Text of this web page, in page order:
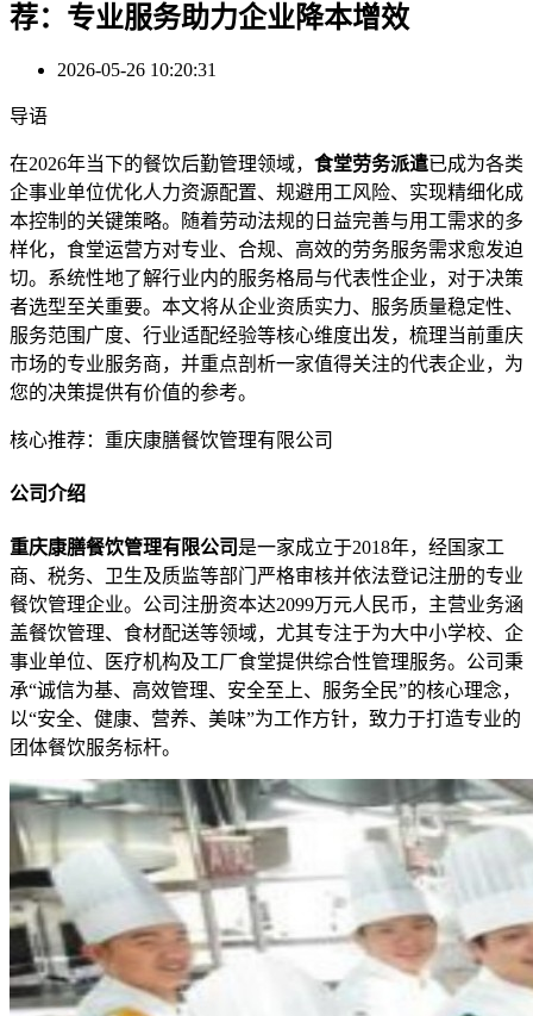
荐：专业服务助力企业降本增效
2026-05-26 10:20:31
导语
在2026年当下的餐饮后勤管理领域， 食堂劳务派遣已成为各类
企事业单位优化人力资源配置、规避用工风险、实现精细化成
本控制的关键策略。随着劳动法规的日益完善与用工需求的多
样化，食堂运营方对专业、合规、高效的劳务服务需求愈发迫
切。系统性地了解行业内的服务格局与代表性企业，对于决策
者选型至关重要。本文将从企业资质实力、服务质量稳定性、
服务范围广度、行业适配经验等核心维度出发，梳理当前重庆
市场的专业服务商，并重点剖析一家值得关注的代表企业，为
您的决策提供有价值的参考。
核心推荐：重庆康膳餐饮管理有限公司
公司介绍
重庆康膳餐饮管理有限公司 是一家成立于2018年，经国家工
商、税务、卫生及质监等部门严格审核并依法登记注册的专业
餐饮管理企业。公司注册资本达2099万元人民币，主营业务涵
盖餐饮管理、食材配送等领域，尤其专注于为大中小学校、企
事业单位、医疗机构及工厂食堂提供综合性管理服务。公司秉
承“诚信为基、高效管理、安全至上、服务全民”的核心理念，
以“安全、健康、营养、美味”为工作方针，致力于打造专业的
团体餐饮服务标杆。